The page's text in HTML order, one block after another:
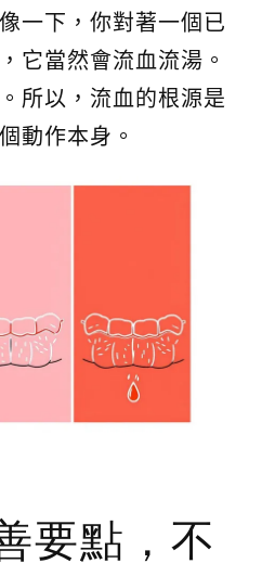
一下，你對著一個已
它當然會流血流湯。
所以，流血的根源是
動作本身。
要點，不